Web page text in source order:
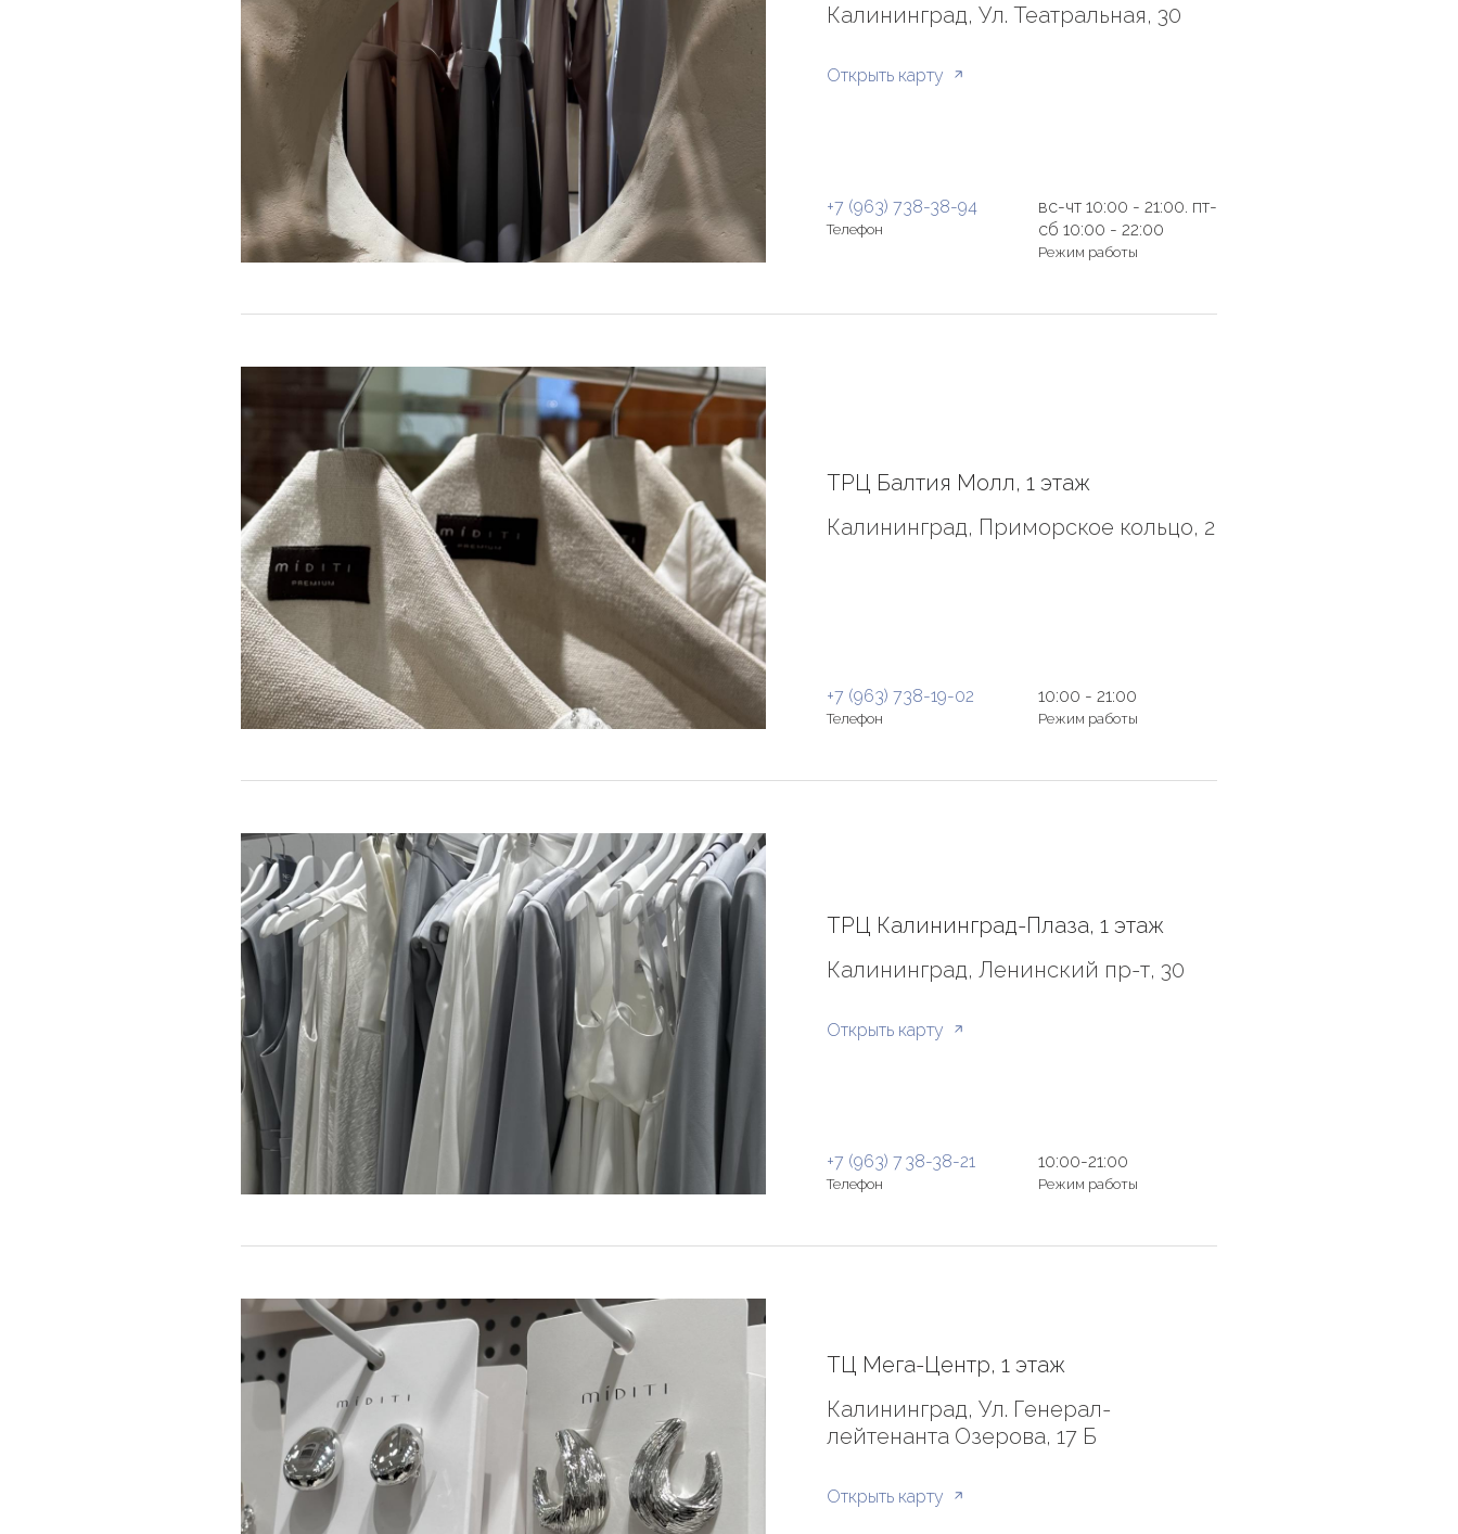
Калининград, Ул. Театральная, 30
Открыть карту
+7 (963) 738-38-94
Телефон
вс-чт 10:00 - 21:00. пт-
сб 10:00 - 22:00
Режим работы
ТРЦ Балтия Молл, 1 этаж
Калининград, Приморское кольцо, 2
+7 (963) 738-19-02
Телефон
10:00 - 21:00
Режим работы
ТРЦ Калининград-Плаза, 1 этаж
Калининград, Ленинский пр-т, 30
Открыть карту
+7 (963) 7 38-38-21
Телефон
10:00-21:00
Режим работы
ТЦ Мега-Центр, 1 этаж
Калининград, Ул. Генерал-
лейтенанта Озерова, 17 Б
Открыть карту